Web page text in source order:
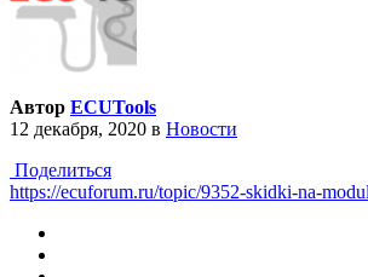
Автор ECUTools
12 декабря, 2020 в Новости
Поделиться
https://ecuforum.ru/topic/9352-skidki-na-